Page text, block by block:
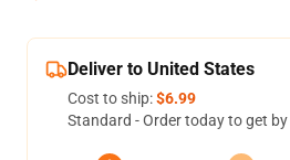
Deliver to United States
Cost to ship:$6.99
Standard - Order today to get by